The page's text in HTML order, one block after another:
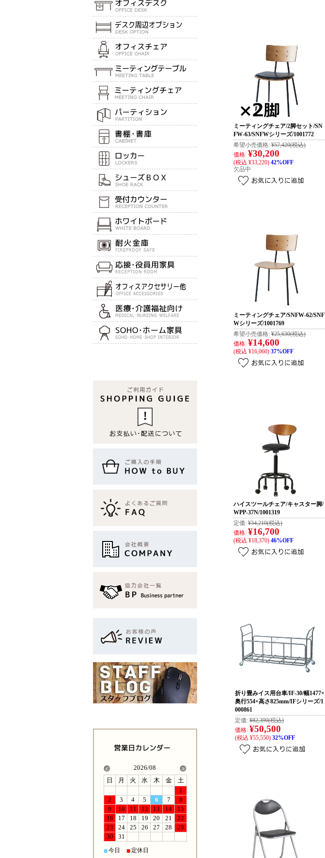
ミーティングチェア/2脚セット/SN
FW-63/SNFWシリーズ/1001772
希望小売価格: ¥57,420(税込)
価格: ¥30,200
(税込 ¥33,220) 42%OFF
欠品中
ミーティングチェア/SNFW-62/SNF
Wシリーズ/1001769
希望小売価格: ¥25,630(税込)
価格: ¥14,600
(税込 ¥16,060) 37%OFF
ハイスツールチェア/キャスター脚/
WPP-37N/1001319
定価: ¥34,210(税込)
価格: ¥16,700
(税込 ¥18,370) 46%OFF
折り畳みイス用台車/IF-30/幅1477×
奥行554×高さ825mm/IFシリーズ/1
000861
定価: ¥82,390(税込)
価格: ¥50,500
(税込 ¥55,550) 32%OFF
2026/08
日
月 火 水 木 金
土
1
2
3 4 5 6 7
8
9
10 11 12 13 14
15
16
17 18 19 20 21
22
23
24 25 26 27 28
29
30
31
■今日 ■ 定休日